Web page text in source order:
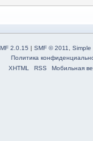
2.0.15 | SMF © 2011
Simple
Политика
XHTML
RSS Мобильная